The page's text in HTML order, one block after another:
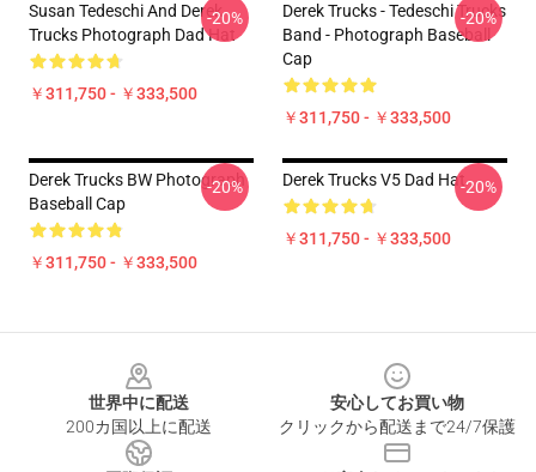
Susan Tedeschi And Derek
Trucks Photograph Dad Hat
￥311,750 - ￥333,500
-20%
Derek Trucks - Tedeschi Trucks
Band - Photograph Baseball
Cap
￥311,750 - ￥333,500
-20%
Derek Trucks BW Photograph
Baseball Cap
￥311,750 - ￥333,500
-20% Derek Trucks V5 Dad Hat
￥311,750 - ￥333,500
-20%
世界中に配送
200カ国以上に配送
安心してお買い物
クリックから配送まで24/7保護